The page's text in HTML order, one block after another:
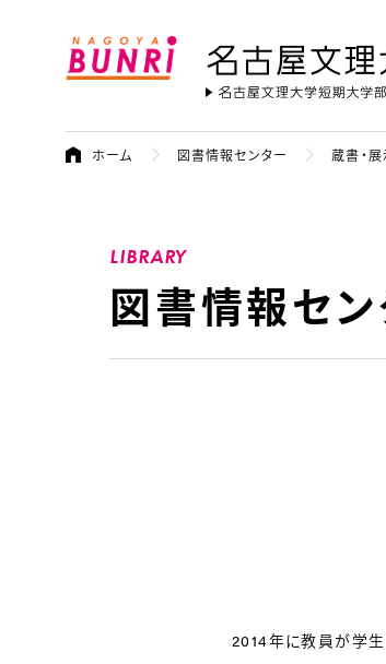
名古屋文理大学
ホーム 図書情報センター 蔵書・
LIBRARY
図書情報セン
2014年に教員が学生